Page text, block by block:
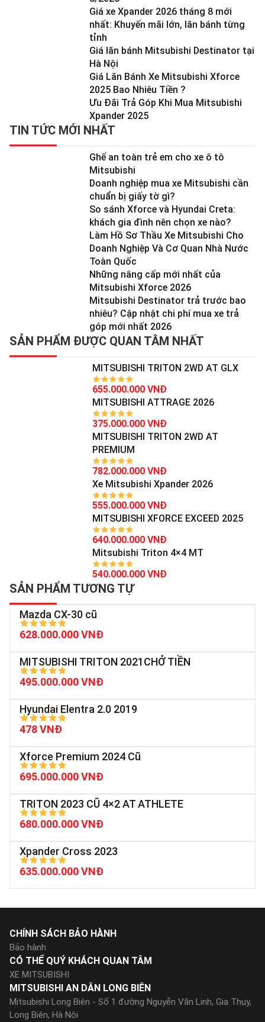
Giá xe Xpander 2026 tháng 8 mới
nhất: Khuyến mãi lớn, lăn bánh từng
tỉnh
Giá lăn bánh Mitsubishi Destinator tại
Hà Nội
Giá Lăn Bánh Xe Mitsubishi Xforce
2025 Bao Nhiêu Tiền ?
Ưu Đãi Trả Góp Khi Mua Mitsubishi
Xpander 2025
TIN TỨC MỚI NHẤT
Ghế an toàn trẻ em cho xe ô tô
Mitsubishi
Doanh nghiệp mua xe Mitsubishi cần
chuẩn bị giấy tờ gì?
So sánh Xforce và Hyundai Creta:
khách gia đình nên chọn xe nào?
Làm Hồ Sơ Thầu Xe Mitsubishi Cho
Doanh Nghiệp Và Cơ Quan Nhà Nước
Toàn Quốc
Những nâng cấp mới nhất của
Mitsubishi Xforce 2026
Mitsubishi Destinator trả trước bao
nhiêu? Cập nhật chi phí mua xe trả
góp mới nhất 2026
SẢN PHẨM ĐƯỢC QUAN TÂM NHẤT
MITSUBISHI TRITON 2WD AT GLX
655.000.000 VNĐ
MITSUBISHI ATTRAGE 2026
375.000.000 VNĐ
MITSUBISHI TRITON 2WD AT
PREMIUM
782.000.000 VNĐ
Xe Mitsubishi Xpander 2026
555.000.000 VNĐ
MITSUBISHI XFORCE EXCEED 2025
640.000.000 VNĐ
Mitsubishi Triton 4×4 MT
540.000.000 VNĐ
SẢN PHẨM TƯƠNG TỰ
Mazda CX-30 cũ
628.000.000 VNĐ
MITSUBISHI TRITON 2021CHỞ TIỀN
495.000.000 VNĐ
Hyundai Elentra 2.0 2019
478 VNĐ
Xforce Premium 2024 Cũ
695.000.000 VNĐ
TRITON 2023 CŨ 4×2 AT ATHLETE
680.000.000 VNĐ
Xpander Cross 2023
635.000.000 VNĐ
MITSUBISHI AN DÂN LONG BIÊN
Mitsubishi Long Biên - Số 1 đường Nguyễn Văn Linh, Gia Thụy,
Long Biên, Hà Nội
CHÍNH SÁCH BẢO HÀNH
Bảo hành
CÓ THỂ QUÝ KHÁCH QUAN TÂM
XE MITSUBISHI